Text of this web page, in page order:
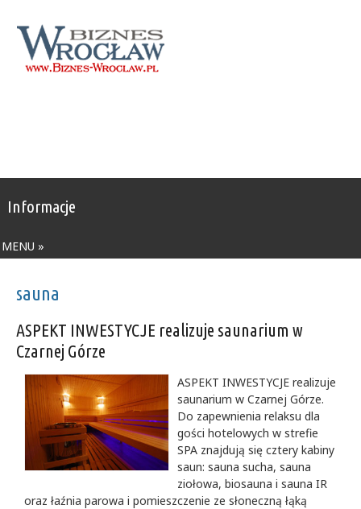
Informacje
MENU »
sauna
ASPEKT INWESTYCJE realizuje saunarium w
Czarnej Górze
ASPEKT INWESTYCJE realizuje
saunarium w Czarnej Górze.
Do zapewnienia relaksu dla
gości hotelowych w strefie
SPA znajdują się cztery kabiny
saun: sauna sucha, sauna
ziołowa, biosauna i sauna IR
oraz łaźnia parowa i pomieszczenie ze słoneczną łąką